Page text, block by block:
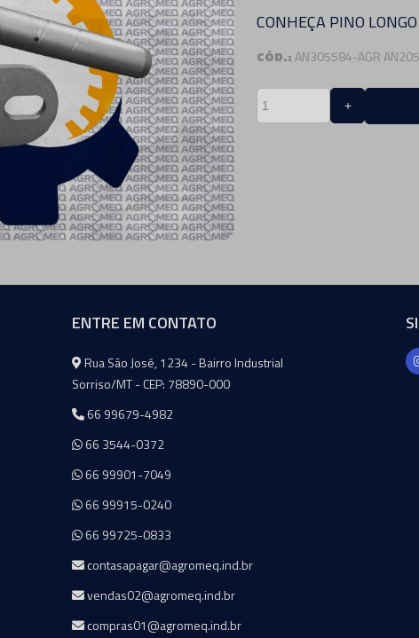
CONHEÇA PINO
CÓD.:AN305584-AGR
ENTRE EM CONTATO
Agromeq
Rua São José, 1234 - Bairro Industrial
Sorriso/MT - CEP: 78890-000
66 99679-4982
66 3544-0372
66 99901-7049
66 99915-0240
66 99725-0833
contasapagar@agromeq.ind.br
vendas02@agromeq.ind.br
compras01@agromeq.ind.br